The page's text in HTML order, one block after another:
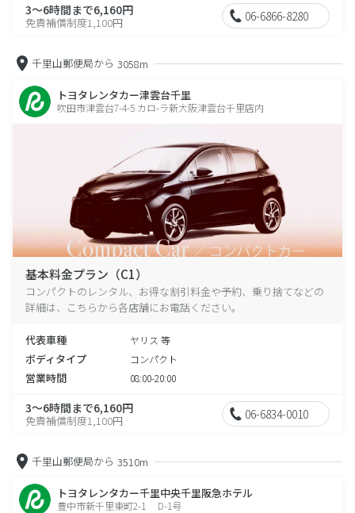
3～6時間まで6,160円
免責補償制度1,100円 06-6866-8280
千里山郵便局から 3058m
トヨタレンタカー津雲台千里
吹田市津雲台7-4-5 カロ-ラ新大阪津雲台千里店内
基本料金プラン（C1）
コンパクトのレンタル、お得な割引料金や予約、乗り捨てなどの
詳細は、こちらから各店舗にお電話ください。
代表車種 ヤリス 等
ボディタイプ コンパクト
営業時間 08:00-20:00
3～6時間まで6,160円
免責補償制度1,100円 06-6834-0010
千里山郵便局から 3510m
トヨタレンタカー千里中央千里阪急ホテル
豊中市新千里東町2-1 D-1号